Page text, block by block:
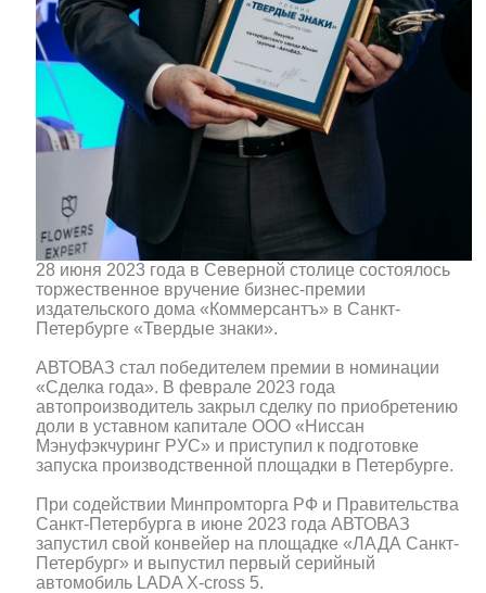
28 июня 2023 года в Северной столице состоялось
торжественное вручение бизнес-премии
издательского дома «Коммерсантъ» в Санкт-
Петербурге «Твердые знаки».
АВТОВАЗ стал победителем премии в номинации
«Сделка года». В феврале 2023 года
автопроизводитель закрыл сделку по приобретению
доли в уставном капитале ООО «Ниссан
Мэнуфэкчуринг РУС» и приступил к подготовке
запуска производственной площадки в Петербурге.
При содействии Минпромторга РФ и Правительства
Санкт-Петербурга в июне 2023 года АВТОВАЗ
запустил свой конвейер на площадке «ЛАДА Санкт-
Петербург» и выпустил первый серийный
автомобиль LADA X-cross 5.